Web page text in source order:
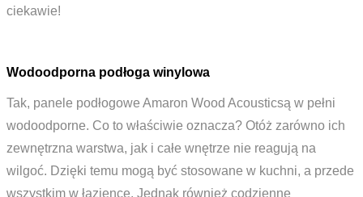
ciekawie!
Wodoodporna podłoga winylowa
Tak, panele podłogowe Amaron Wood Acousticsą w pełni
wodoodporne. Co to właściwie oznacza? Otóż zarówno ich
zewnętrzna warstwa, jak i całe wnętrze nie reagują na
wilgoć. Dzięki temu mogą być stosowane w kuchni, a przede
wszystkim w łazience. Jednak również codzienne